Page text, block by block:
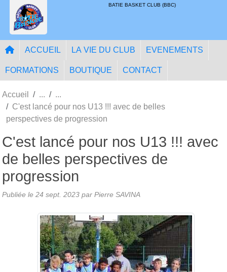
BATIE BASKET CLUB (BBC)
ACCUEIL LA VIE DU CLUB EVENEMENTS
FORMATIONS BOUTIQUE CONTACT
Accueil
C'est lancé pour nos U13 !!! avec de belles
perspectives de progression
C'est lancé pour nos U13 !!! avec
de belles perspectives de
progression
Publiée le 24 sept. 2023 par Pierre SAVINA
Panneau de gestion des cookies